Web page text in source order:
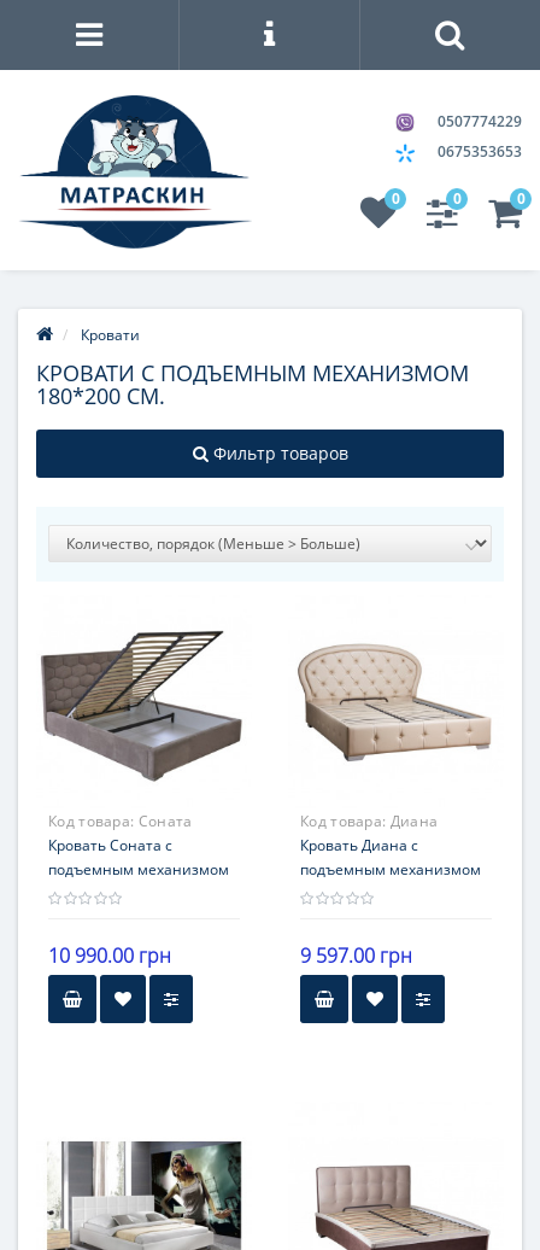
0507774229
0675353653
0 0 0
Кровати
КРОВАТИ С ПОДЪЕМНЫМ МЕХАНИЗМОМ
180*200 СМ.
Фильтр товаров
Код товара: Соната
Кровать Соната с
подъемным механизмом
10 990.00 грн
Код товара: Диана
Кровать Диана с
подъемным механизмом
9 597.00 грн